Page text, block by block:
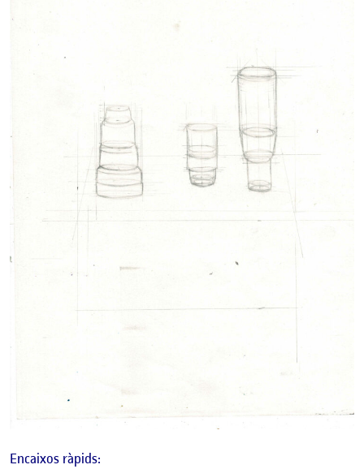
Encaixos ràpids: